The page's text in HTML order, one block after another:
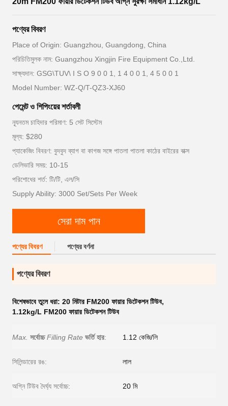
পণ্যের বিবরণ
Place of Origin: Guangzhou, Guangdong, China
পরিচিতিমুলক নাম: Guangzhou Xingjin Fire Equipment Co.,Ltd.
সাক্ষ্যদান: GSG\TUV\ I S O 9 0 0 1, 1 4 0 0 1, 4 5 0 0 1
Model Number: WZ-Q/T-QZ3-XJ60
পেমেন্ট ও শিপিংয়ের শর্তাবলী
ন্যূনতম চাহিদার পরিমাণ: 5 সেট সিস্টেম
মূল্য: $280
প্যাকেজিং বিবরণ: বুদবুদ ব্যাগ বা কাগজ সঙ্গে পাতলা পাতলা কাঠের বাইরের বাক্স
ডেলিভারি সময়: 10-15
পরিশোধের শর্ত: টি/টি, এল/সি
Supply Ability: 3000 Set/Sets Per Week
সেরা দাম পান
পণ্যের বিবরণ পণ্যের বর্ণনা
পণ্যের বিবরণ
বিশেষভাবে তুলে ধরা: 20 মিটার FM200 ফায়ার ডিটেকশন টিউব,
1.12kg/L FM200 ফায়ার ডিটেকশন টিউব
Max. সর্বোচ্চ Filling Rate ভর্তি হার: 1.12 কেজি/লি
সিলিন্ডারের রঙ: লাল
অগ্নি টিউব দৈর্ঘ্য সর্বোচ্চ: 20 মি